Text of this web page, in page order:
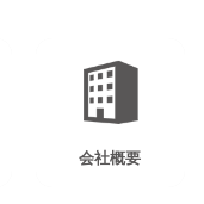
会社概要